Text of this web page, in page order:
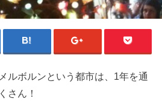
ルボルンという都市は、1年を通
さん！